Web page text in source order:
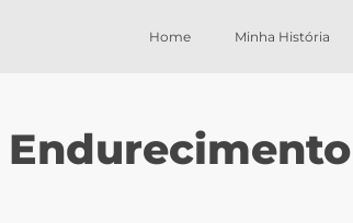
Home Minha História